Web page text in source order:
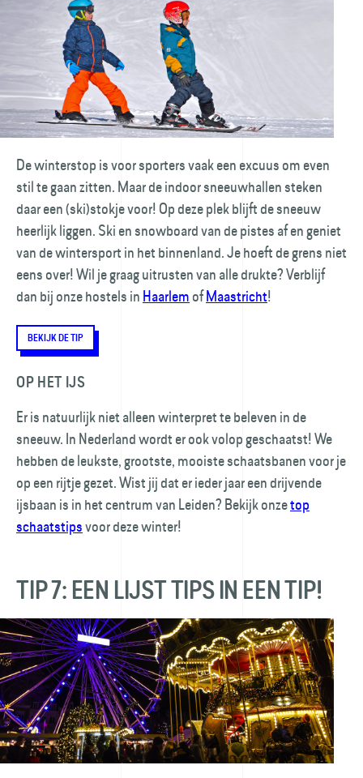
De winterstop is voor sporters vaak een excuus om even
stil te gaan zitten. Maar de indoor sneeuwhallen steken
daar een (ski)stokje voor! Op deze plek blijft de sneeuw
heerlijk liggen. Ski en snowboard van de pistes af en geniet
van de wintersport in het binnenland. Je hoeft de grens niet
eens over! Wil je graag uitrusten van alle drukte? Verblijf
dan bij onze hostels in Haarlem ofMaastricht!
BEKIJK DE TIP
OP HET IJS
Er is natuurlijk niet alleen winterpret te beleven in de
sneeuw. In Nederland wordt er ook volop geschaatst! We
hebben de leukste, grootste, mooiste schaatsbanen voor je
op een rijtje gezet. Wist jij dat er ieder jaar een drijvende
ijsbaan is in het centrum van Leiden? Bekijk onzetop
schaatstipsvoor deze winter!
TIP 7: EEN LIJST TIPS IN EEN TIP!